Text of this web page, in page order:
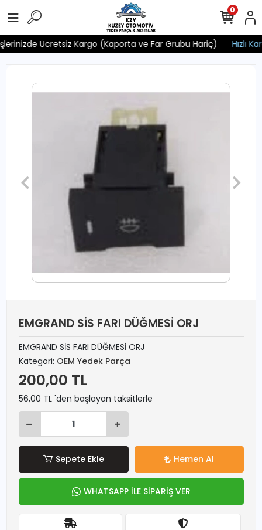
Ücretsiz Kargo (Kaporta ve Far Grubu Hariç) Hızlı
0
EMGRAND SİS FARI DÜĞMESİ ORJ
EMGRAND SİS FARI DÜĞMESİ ORJ
Kategori: OEM Yedek Parça
200,00 TL
56,00 TL 'den başlayan taksitlerle
Sepete Ekle Hemen Al
WHATSAPP İLE SİPARİŞ VER